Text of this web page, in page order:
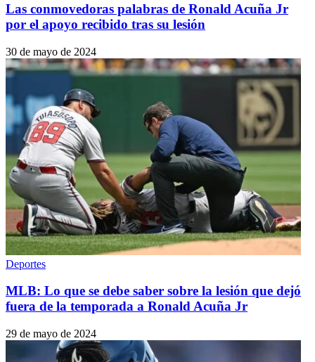
Las conmovedoras palabras de Ronald Acuña Jr
por el apoyo recibido tras su lesión
30 de mayo de 2024
Deportes
MLB: Lo que se debe saber sobre la lesión que dejó
fuera de la temporada a Ronald Acuña Jr
29 de mayo de 2024